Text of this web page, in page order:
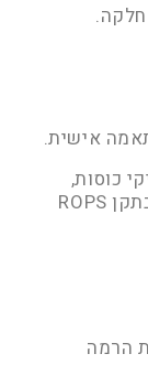
חלקה.
אישית.
כוסות,
יציאות מתח 12V/USB, ומסגרת בטיחות בתקן ROPS
עם בוכנת הרמה